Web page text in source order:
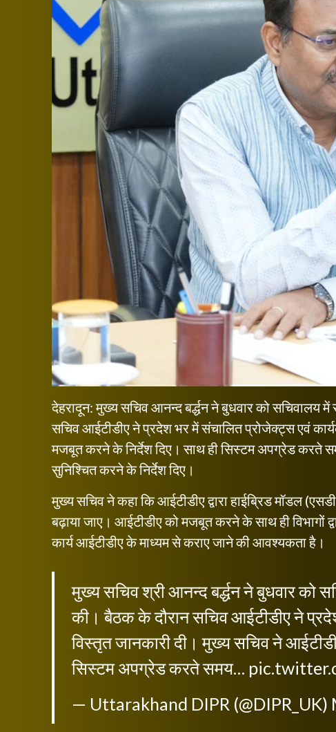
देहरादून: मुख्य सचिव आनन्द बर्द्धन ने बुधवार को सचिवालय में
सचिव आईटीडीए ने प्रदेश भर में संचालित प्रोजेक्ट्स एवं
मजबूत करने के निर्देश दिए। साथ ही सिस्टम अपग्रेड
सुनिश्चित करने के निर्देश दिए।
मुख्य सचिव ने कहा कि आईटीडीए द्वारा हाईब्रिड मॉडल
बढ़ाया जाए। आईटीडीए को मजबूत करने के साथ ही विभागों
कार्य आईटीडीए के माध्यम से कराए जाने की आवश्यकता है।
मुख्य सचिव श्री आनन्द बर्द्धन ने बुधवार को
की। बैठक के दौरान सचिव आईटीडीए ने
विस्तृत जानकारी दी। मुख्य सचिव ने
सिस्टम अपग्रेड करते समय…
— Uttarakhand DIPR (@DIPR_UK)